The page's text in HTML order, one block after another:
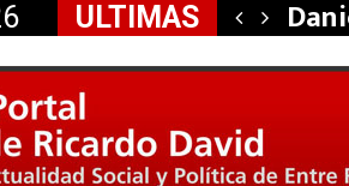
ULTIMAS
«Palito»…